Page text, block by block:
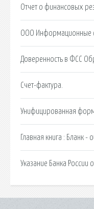
Отчет о финансовых
ООО Информационные
Доверенность в ФСС
Счет-фактура.
Унифицированная
Главная книга : Бланк -
Указание Банка